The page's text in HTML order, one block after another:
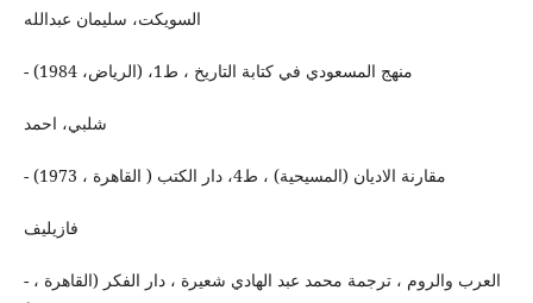
السويكت، سليمان عبدالله
- منهج المسعودي في كتابة التاريخ ، ط1، (الرياض، 1984)
شلبي، احمد
- مقارنة الاديان (المسيحية) ، ط4، دار الكتب ( القاهرة ، 1973)
فازيليف
- العرب والروم ، ترجمة محمد عبد الهادي شعيرة ، دار الفكر (القاهرة ،